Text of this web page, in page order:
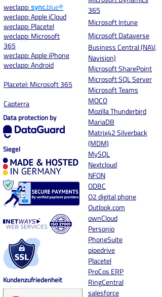
weclapp:sync.blue®
weclapp: Apple iCloud
weclapp: Placetel
weclapp: Microsoft
365
weclapp: Apple iPhone
weclapp: Android
Placetel: Microsoft 365
Capterra
Data protection by
Siegel
Kundenzufriedenheit
365
Microsoft Intune
Microsoft Dataverse
Business Central (NAV,
Navision)
Microsoft SharePoint
Microsoft SQL Server
Microsoft Teams
MOCO
Mozilla Thunderbird
MariaDB
Matrix42 Silverback
(MDM)
MySQL
Nextcloud
NFON
ODBC
O2 digital phone
Outlook.com
ownCloud
Personio
PhoneSuite
pipedrive
Placetel
ProCos ERP
RingCentral
salesforce